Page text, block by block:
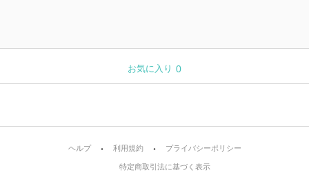
0
お気に入り
ヘルプ 利用規約 プライバシーポリシー
特定商取引法に基づく表示